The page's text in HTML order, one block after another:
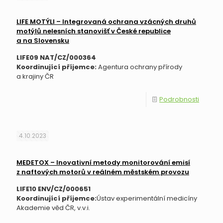
LIFE MOTÝLI – Integrovaná ochrana vzácných druhů
motýlů nelesních stanovišť v České republice
a na Slovensku
LIFE09 NAT/CZ/000364
Koordinující příjemce:Agentura ochrany přírody
a krajiny ČR
Podrobnosti
4.10.2023
MEDETOX – Inovativní metody monitorování emisí
z naftových motorů v reálném městském provozu
LIFE10 ENV/CZ/000651
Koordinující příjemce:Ústav experimentální medicíny
Akademie věd ČR, v.v.i.